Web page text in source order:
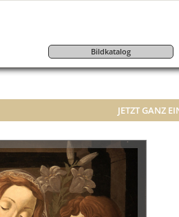
Bildkatalog
JETZT GANZ